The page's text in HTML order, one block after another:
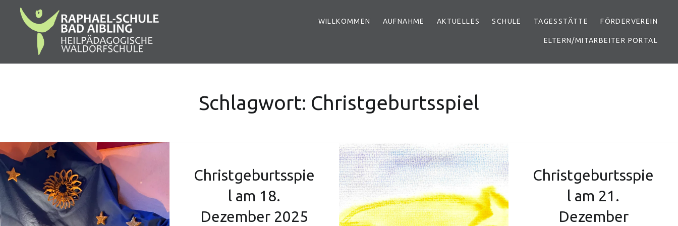
Direkt
Raphael Schule Bad Aibling
WILLKOMMEN AUFNAHME AKTUELLES SCHULE TAGESSTÄTTE FÖRDERVEREIN
ELTERN/MITARBEITER PORTAL
Schlagwort: Christgeburtsspiel
Christgeburtsspie
l am 18.
Dezember 2025
Christgeburtsspie
l am 21.
Dezember